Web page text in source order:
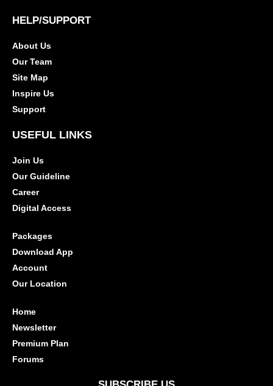
HELP/SUPPORT
About Us
Our Team
Site Map
Inspire Us
Support
USEFUL LINKS
Join Us
Our Guideline
Career
Digital Access
Packages
Download App
Account
Our Location
Home
Newsletter
Premium Plan
Forums